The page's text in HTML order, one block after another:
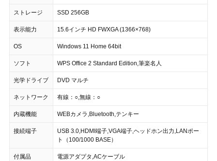
ストレージ SSD 256GB
表示能力 15.6インチ HD FWXGA (1366×768)
OS Windows 11 Home 64bit
ソフト WPS Office 2 Standard Edition,筆楽名人
光学ドライブ DVD マルチ
ネットワーク 有線：○,無線：○
内蔵機能 WEBカメラ,Bluetooth,テンキー
接続端子
USB 3.0,HDMI端子,VGA端子,ヘッドホン出力,LANポー
ト（100/1000 BASE）
付属品 電源アダプタ,ACケーブル